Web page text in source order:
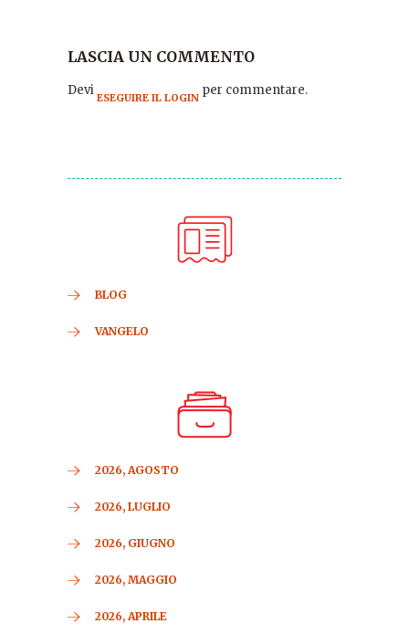
LASCIA UN COMMENTO
Devi ESEGUIRE IL LOGIN per commentare.
BLOG
VANGELO
2026, AGOSTO
2026, LUGLIO
2026, GIUGNO
2026, MAGGIO
2026, APRILE